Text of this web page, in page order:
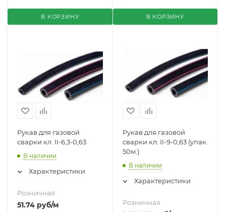
В КОРЗИНУ В КОРЗИНУ
Рукав для газовой
сварки кл. II-6,3-0,63
В наличии
Характеристики
Розничная
51.74 руб/м
Рукав для газовой
сварки кл. II-9-0,63 (упак.
50м.)
В наличии
Характеристики
Розничная